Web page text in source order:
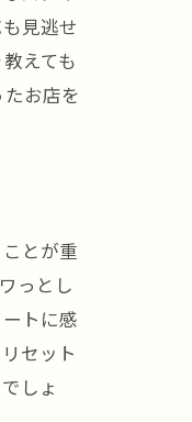
見逃せ
えても
お店を
とが重
っとし
トに感
セット
しょ